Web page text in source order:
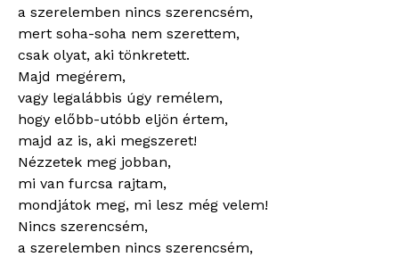
a szerelemben nincs szerencsém,
mert soha-soha nem szerettem,
csak olyat, aki tönkretett.
Majd megérem,
vagy legalábbis úgy remélem,
hogy előbb-utóbb eljön értem,
majd az is, aki megszeret!
Nézzetek meg jobban,
mi van furcsa rajtam,
mondjátok meg, mi lesz még velem!
Nincs szerencsém,
a szerelemben nincs szerencsém,